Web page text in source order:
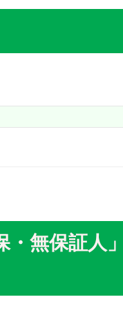
・無保証人